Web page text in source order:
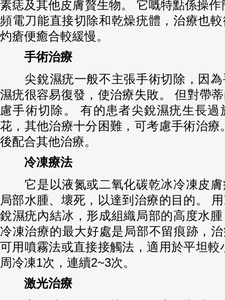
素痣及其他皮膚贅生物。 它嘅特點係操
頻電刀能直接切除和乾燥疣體，治療也
灼瘡便癒合較緩慢。
手術治療
尖銳濕疣一般不主張手術切除，因為
濕疣很容易復發，使治療失敗。 但對帶
慮手術切除。 有的患者尖銳濕疣生長過
花，其他治療十分困難，可考慮手術治療
後配合其他治療。
冷凍療法
它是以液氮或二氧化碳乾冰冷凍皮膚
局部水腫、壞死，以達到治療的目的。
銳濕疣內結冰，形成組織局部的高度水
冷凍治療的最大好處是局部不留痕跡，
可用噴霧法或直接接觸法，適用於平坦較
周冷凍1次，連續2~3次。
激光治療